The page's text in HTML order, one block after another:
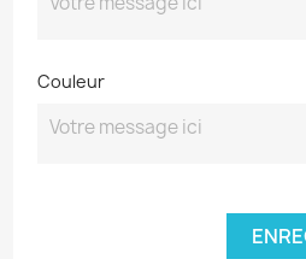
Couleur